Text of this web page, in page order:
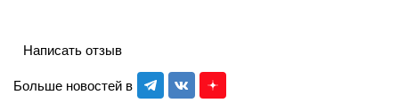
Больше новостей в
Написать отзыв